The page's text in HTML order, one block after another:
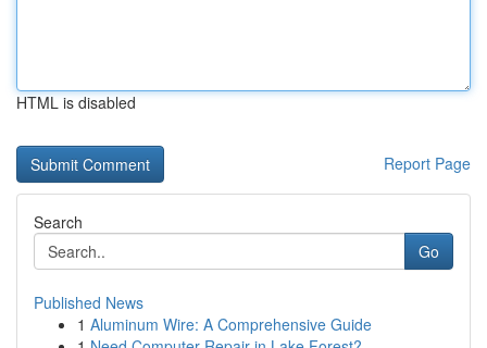
HTML is disabled
Report Page
Search
Go
Published News
1 Aluminum Wire: A Comprehensive Guide